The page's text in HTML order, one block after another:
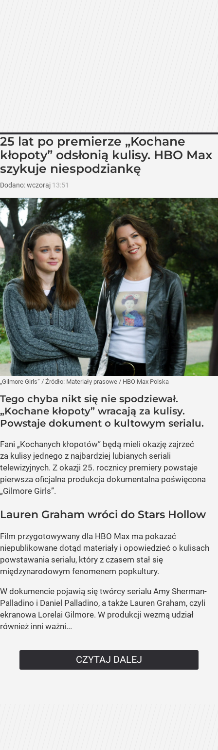
25 lat po premierze „Kochane
kłopoty” odsłonią kulisy. HBO Max
szykuje niespodziankę
Dodano:wczoraj 13:51
„Gilmore Girls” / Źródło: Materiały prasowe / HBO Max Polska
Tego chyba nikt się nie spodziewał.
„Kochane kłopoty” wracają za kulisy.
Powstaje dokument o kultowym serialu.
Fani „Kochanych kłopotów” będą mieli okazję zajrzeć
za kulisy jednego z najbardziej lubianych seriali
telewizyjnych. Z okazji 25. rocznicy premiery powstaje
pierwsza oficjalna produkcja dokumentalna poświęcona
„Gilmore Girls”.
Lauren Graham wróci do Stars Hollow
Film przygotowywany dla HBO Max ma pokazać
niepublikowane dotąd materiały i opowiedzieć o kulisach
powstawania serialu, który z czasem stał się
międzynarodowym fenomenem popkultury.
W dokumencie pojawią się twórcy serialu Amy Sherman-
Palladino i Daniel Palladino, a także Lauren Graham, czyli
ekranowa Lorelai Gilmore. W produkcji wezmą udział
również inni ważni...
CZYTAJ DALEJ